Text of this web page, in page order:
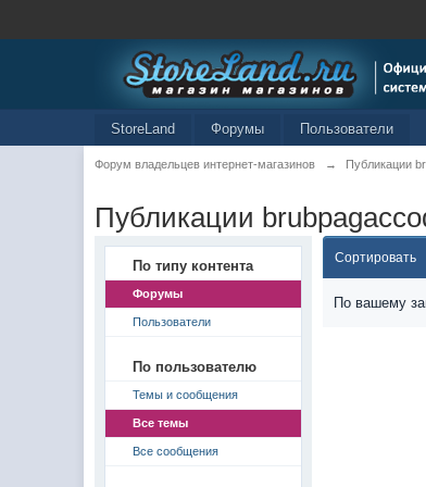
StoreLand Форумы Пользователи
Форум владельцев интернет-магазинов → Публикации
Публикации
По типу контента
Форумы
Пользователи
По пользователю
Темы и сообщения
Все темы
Все сообщения
Сортировать
По вашему